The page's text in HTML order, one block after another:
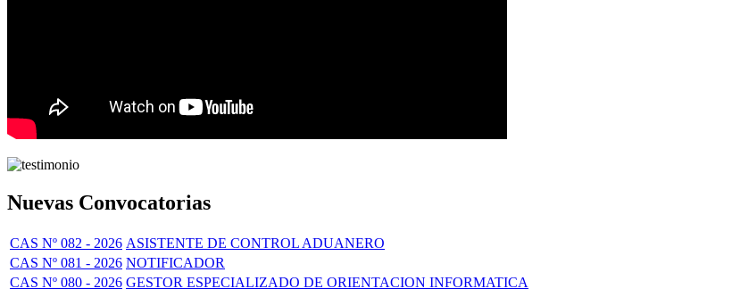
Nuevas Convocatorias
CAS Nº 082 - 2026 ASISTENTE DE CONTROL ADUANERO
CAS Nº 081 - 2026 NOTIFICADOR
CAS Nº 080 - 2026 GESTOR ESPECIALIZADO DE ORIENTACION INFORMATICA